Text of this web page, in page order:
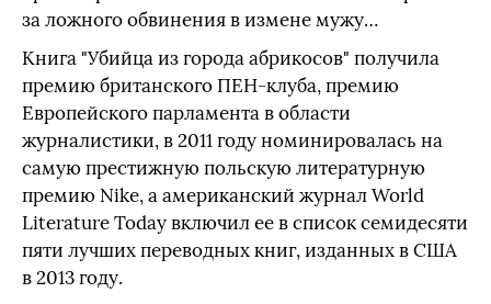
за ложного обвинения в измене мужу…
Книга "Убийца из города абрикосов" получила
премию британского ПЕН-клуба, премию
Европейского парламента в области
журналистики, в 2011 году номинировалась на
самую престижную польскую литературную
премию Nike, а американский журнал World
Literature Today включил ее в список семидесяти
пяти лучших переводных книг, изданных в США
в 2013 году.